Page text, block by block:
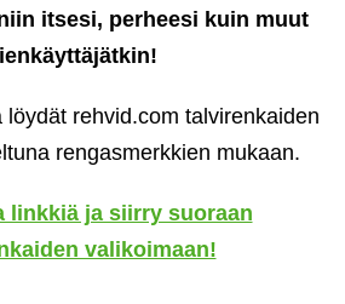
itsesi, perheesi kuin muut
löydät rehvid.com talvirenkaiden
rengasmerkkien mukaan.
linkkiä ja siirry suoraan
valikoimaan!